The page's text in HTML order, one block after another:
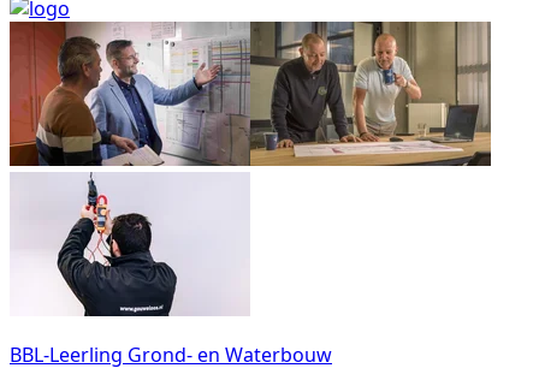
BBL-Leerling Grond- en Waterbouw